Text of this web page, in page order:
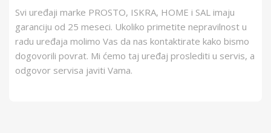
Svi uređaji marke PROSTO, ISKRA, HOME i SAL imaju
garanciju od 25 meseci. Ukoliko primetite nepravilnost u
radu uređaja molimo Vas da nas kontaktirate kako bismo
dogovorili povrat. Mi ćemo taj uređaj proslediti u servis, a
odgovor servisa javiti Vama.